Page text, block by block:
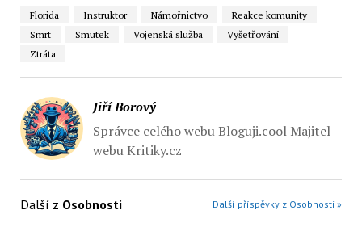
Florida Instruktor Námořnictvo
Reakce komunity
Smrt
Smutek Vojenská služba
Vyšetřování
Ztráta
Jiří Borový
Správce celého webu Bloguji.cool Majitel
webu Kritiky.cz
Další z Osobnosti Další příspěvky z Osobnosti »